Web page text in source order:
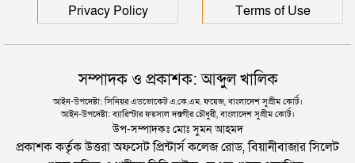
প্যারোলে মুক্তি ও রাষ্ট্রের প্রতিশ্রুতি
বিচারকের বাসায় ঢুকে হত্যাকাণ্ড
সিলেটে স্বামী উপপরিচালক ক্ষমতার কেন্দ্রে স্ত্রী!
হবিগঞ্জে মহাসড়কে ত্রিমুখী সংঘর্ষে প্রাণ গেল ২ জনের
সিলেটে বিদ্যুৎস্পৃষ্টে প্রাণ গেল সিসিক কর্মীর
Privacy Policy Terms of Use
সম্পাদক ও প্রকাশক: আব্দুল খালিক
আইন-উপদেষ্টা: সিনিয়র এডভোকেট এ.কে.এম. ফয়েজ, বাংলাদেশ সুপ্রীম কোর্ট।
আইন-উপদেষ্টা: ব্যারিস্টার ফয়সাল দস্তগীর চৌধুরী, বাংলাদেশ সুপ্রীম কোর্ট।
উপ-সম্পাদকঃ মোঃ সুমন আহমদ
প্রকাশক কর্তৃক উত্তরা অফসেট প্রিন্টার্স কলেজ রোড, বিয়ানীবাজার সিলেট